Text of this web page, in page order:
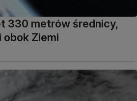
330 metrów średnicy,
obok Ziemi